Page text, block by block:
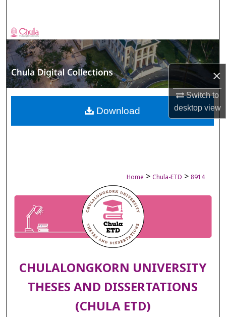
×
Switch to
desktopview
Browse Collections
My Account
About
Digital Commons Network™
Home > Chula-ETD > 8914
CHULALONGKORN UNIVERSITY
THESES AND DISSERTATIONS
(CHULA ETD)
Download